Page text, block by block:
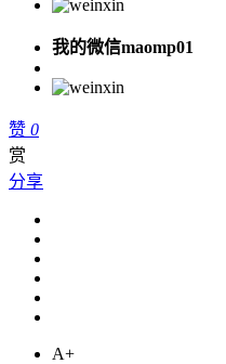
我的微信maomp01
赞 0
赏
分享
A+